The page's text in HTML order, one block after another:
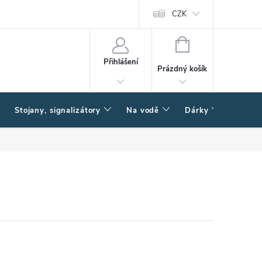
CZK
Přihlášení
NÁKUPNÍ
Prázdný košík
Stojany, signalizátory Na vodě Dárky